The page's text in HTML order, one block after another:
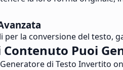
la conversione del testo,
Contenuto Puoi
di Testo Invertito